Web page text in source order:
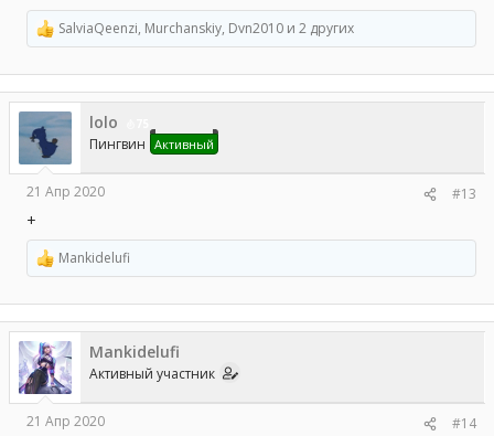
Р
е
а
к
ц
и
и
SalviaQeenzi, Murchanskiy, Dvn2010 и 2 других
lolo
Пингвин Активный
21 Апр 2020 #13
+
Р
е
а
к
ц
и
и
:
Mankidelufi
Mankidelufi
Активный участник
21 Апр 2020 #14